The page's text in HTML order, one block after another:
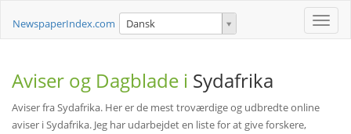
Toggle
NewspaperIndex.com Dansk
Aviser og Dagblade i Sydafrika
Aviser fra Sydafrika. Her er de mest troværdige og udbredte online
aviser i Sydafrika. Jeg har udarbejdet en liste for at give forskere,